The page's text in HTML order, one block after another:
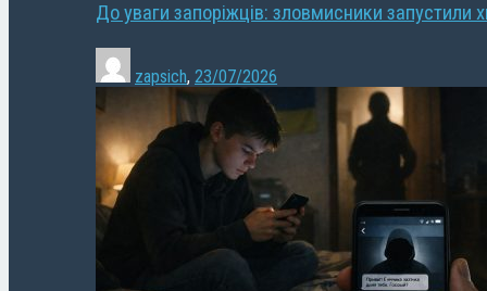
До уваги запоріжців: зловмисники запустили
zapsich, 23/07/2026